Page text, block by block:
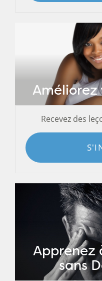
Recevez des
Apprenez
sans